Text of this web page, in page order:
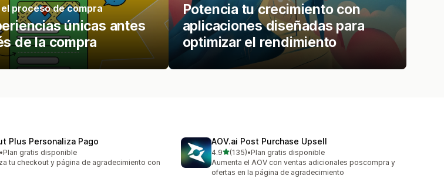
proceso de compra
únicas antes
de la compra
Potencia tu crecimiento con
aplicaciones diseñadas para
optimizar el rendimiento
Plus Personaliza Pago
en total
•Plan gratis disponible
tu checkout y página de agradecimiento con
AOV.ai Post Purchase Upsell
4.9de 5 estrellas
(135)
135 reseñas en total
•Plan gratis disponible
Aumenta el AOV con ventas adicionales poscompra y
ofertas en la página de agradecimiento